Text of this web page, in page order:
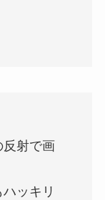
射で画
ッキリ